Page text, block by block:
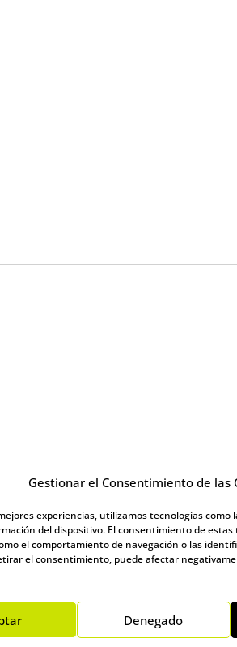
Gestionar el Consentimiento de las
experiencias, utilizamos tecnologías como
del dispositivo. El consentimiento de
el comportamiento de navegación o las
el consentimiento, puede afectar
Denegado